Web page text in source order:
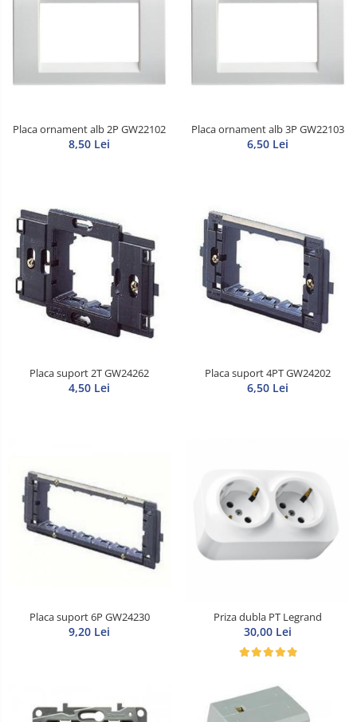
Placa ornament alb 2P GW22102
8,50 Lei
Placa ornament alb 3P GW22103
6,50 Lei
Placa suport 2T GW24262
4,50 Lei
Placa suport 4PT GW24202
6,50 Lei
Placa suport 6P GW24230
9,20 Lei
Priza dubla PT Legrand
30,00 Lei